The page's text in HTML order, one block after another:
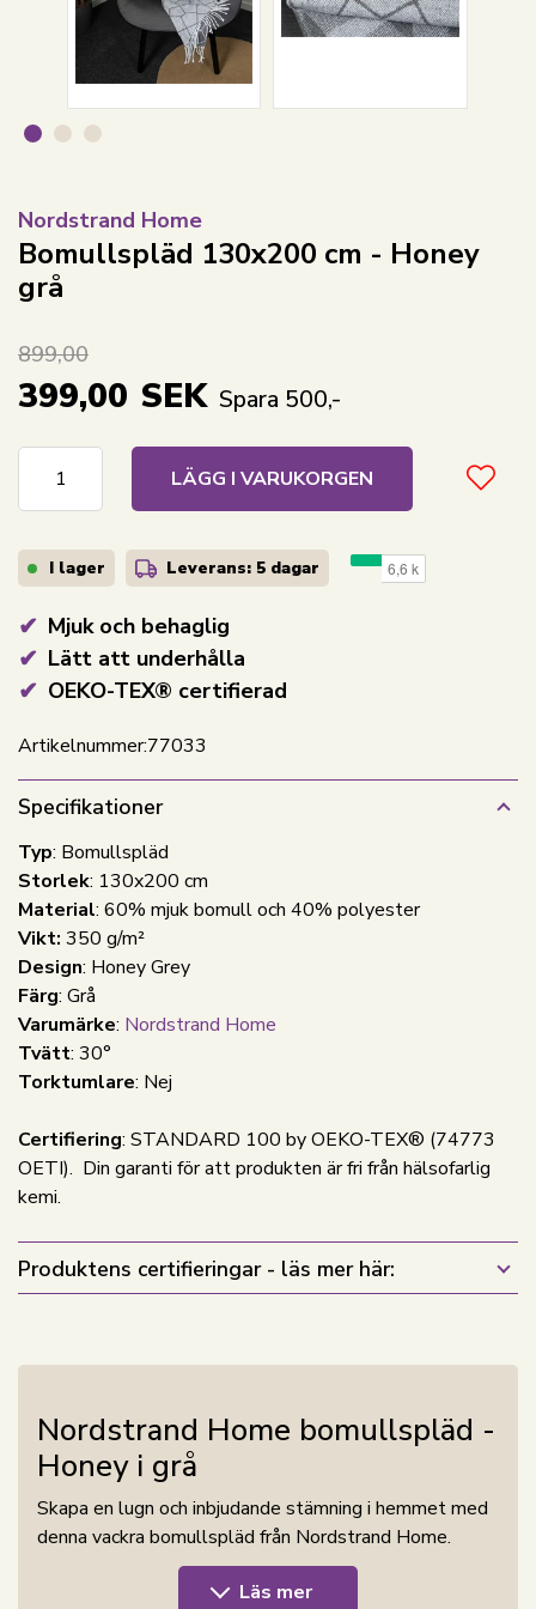
Nordstrand Home
Bomullspläd 130x200 cm - Honey
grå
Mjuk och behaglig
Lätt att underhålla
OEKO-TEX® certifierad
899,00
399,00 SEK Spara 500,-
LÄGG I VARUKORGEN
I lager Leverans: 5 dagar
Artikelnummer:77033
Specifikationer
Typ: Bomullspläd
Storlek: 130x200 cm
Material: 60% mjuk bomull och 40% polyester
Vikt: 350 g/m²
Design: Honey Grey
Färg: Grå
Varumärke: Nordstrand Home
Tvätt: 30°
Torktumlare: Nej
Certifiering: STANDARD 100 by OEKO-TEX® (74773
OETI). Din garanti för att produkten är fri från hälsofarlig
kemi.
Produktens certifieringar - läs mer här:
Nordstrand Home bomullspläd -
Honey i grå
Skapa en lugn och inbjudande stämning i hemmet med
denna vackra bomullspläd från Nordstrand Home.
Pläden är designad i Honey, där de grå nyanserna ger
ett fräscht, nordiskt och tidlöst uttryck. Det eleganta
Läs mer